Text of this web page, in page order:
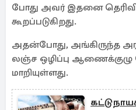
போது அவர் இதனை
கூறப்படுகிறது.
அதன்போது, அங்கிருந்த
லஞ்ச ஒழிப்பு ஆணைக்குழு
மாறியுள்ளது.